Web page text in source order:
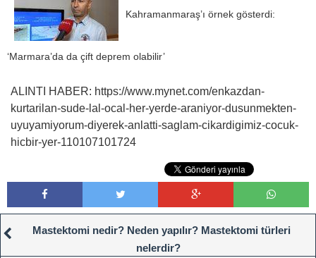
Kahramanmaraş’ı örnek gösterdi:
‘Marmara’da da çift deprem olabilir’
ALINTI HABER: https://www.mynet.com/enkazdan-
kurtarilan-sude-lal-ocal-her-yerde-araniyor-dusunmekten-
uyuyamiyorum-diyerek-anlatti-saglam-cikardigimiz-cocuk-
hicbir-yer-110107101724
Mastektomi nedir? Neden yapılır? Mastektomi türleri
nelerdir?